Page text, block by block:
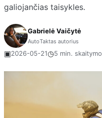
galiojančias taisykles.
Gabrielė Vaičytė
AutoTaktas autorius
▣2026-05-21◷5 min. skaitymo